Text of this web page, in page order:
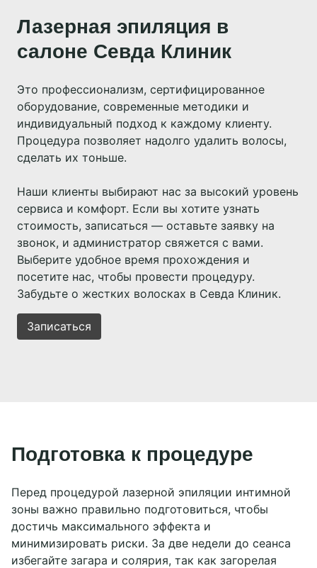
Уверенность: повышение уверенности и
комфорта в любой ситуации.
вирусные или бактериальные инфекции.
Свежий загар: повышенный риск ожогов и
Прием фотосенсибилизирующих
препаратов: увеличенная
чувствительность кожи к свету.
Эпилепсия: возможная реакция на
Гормональные нарушения: нестабильный
рост волос, снижение эффективности
процедуры.
Аллергия на лазерное излучение: риск
аллергических реакций.
Лазерная эпиляция в
салоне Севда Клиник
Это профессионализм, сертифицированное
оборудование, современные методики и
индивидуальный подход к каждому клиенту.
Процедура позволяет надолго удалить волосы,
сделать их тоньше.
Наши клиенты выбирают нас за высокий уровень
сервиса и комфорт. Если вы хотите узнать
стоимость, записаться — оставьте заявку на
звонок, и администратор свяжется с вами.
Выберите удобное время прохождения и
посетите нас, чтобы провести процедуру.
Забудьте о жестких волосках в Севда Клиник.
Записаться
Подготовка к процедуре
Перед процедурой лазерной эпиляции интимной
зоны важно правильно подготовиться, чтобы
достичь максимального эффекта и
минимизировать риски. За две недели до сеанса
избегайте загара и солярия, так как загорелая